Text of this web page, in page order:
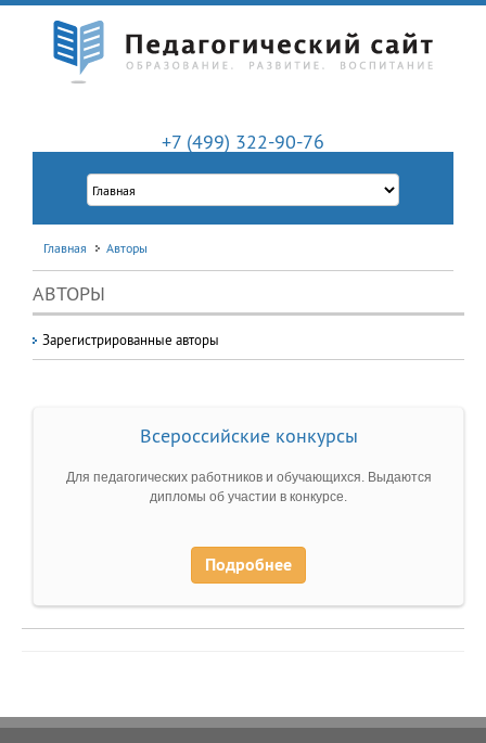
+7 (499) 322-90-76
Главная Авторы
АВТОРЫ
Зарегистрированные авторы
Всероссийские конкурсы
Для педагогических работников и обучающихся. Выдаются
дипломы об участии в конкурсе.
Подробнее